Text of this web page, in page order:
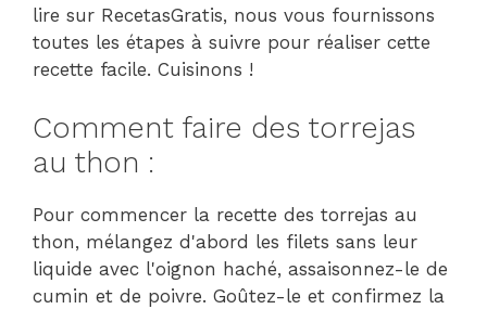
lire sur RecetasGratis, nous vous fournissons
toutes les étapes à suivre pour réaliser cette
recette facile. Cuisinons !
Comment faire des torrejas
au thon :
Pour commencer la recette des torrejas au
thon, mélangez d'abord les filets sans leur
liquide avec l'oignon haché, assaisonnez-le de
cumin et de poivre. Goûtez-le et confirmez la